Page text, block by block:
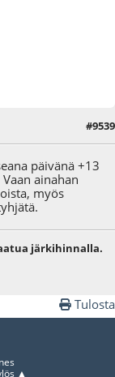
#9539
päivänä +13
ainahan
myös
järkihinnalla.
Tulosta
▲